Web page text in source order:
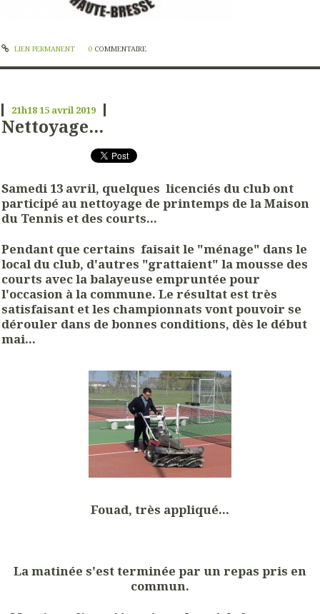
LIEN PERMANENT 0 COMMENTAIRE
21h1815 avril 2019
Nettoyage...
Samedi 13 avril, quelques licenciés du club ont
participé au nettoyage de printemps de la Maison
du Tennis et des courts...
Pendant que certains faisait le "ménage" dans le
local du club, d'autres "grattaient" la mousse des
courts avec la balayeuse empruntée pour
l'occasion à la commune. Le résultat est très
satisfaisant et les championnats vont pouvoir se
dérouler dans de bonnes conditions, dès le début
mai...
Fouad, très appliqué...
La matinée s'est terminée par un repas pris en
commun.